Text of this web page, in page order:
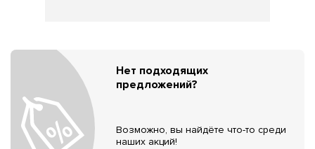
Нет подходящих
предложений?
Возможно, вы найдёте что-то среди
наших акций!